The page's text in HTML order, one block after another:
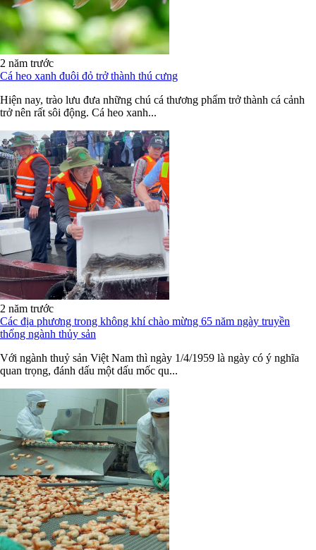
2 năm trước
Cá heo xanh đuôi đỏ trở thành thú cưng
Hiện nay, trào lưu đưa những chú cá thương phẩm trở thành cá cảnh
trở nên rất sôi động. Cá heo xanh...
2 năm trước
Các địa phương trong không khí chào mừng 65 năm ngày truyền
thống ngành thủy sản
Với ngành thuỷ sản Việt Nam thì ngày 1/4/1959 là ngày có ý nghĩa
quan trọng, đánh dấu một dấu mốc qu...